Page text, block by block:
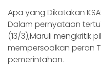
Apa yang Dikatakan
Dalam pernyataan
(13/3),Maruli mengkritik
mempersoalkan peran
pemerintahan.